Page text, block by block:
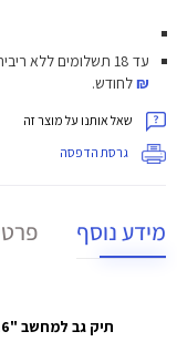
עד 18 תשלומים ללא ריבית.
₪לחודש.
שאל אותנו על מוצר זה
גרסת הדפסה
מידע נוסף